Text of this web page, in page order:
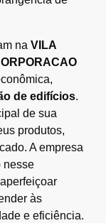
na VILA
de edifícios.
de sua
produtos,
A empresa
nesse
às
e eficiência.